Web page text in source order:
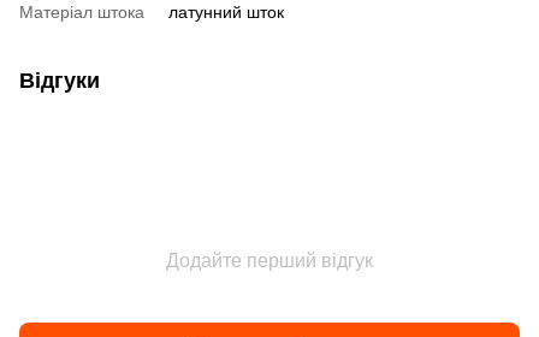
Матеріал штока латунний шток
Відгуки
Додайте перший відгук